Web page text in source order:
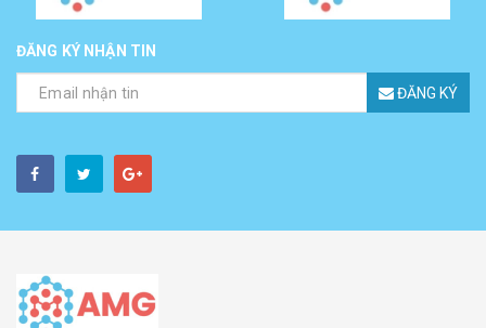
ĐĂNG KÝ NHẬN TIN
ĐĂNG KÝ